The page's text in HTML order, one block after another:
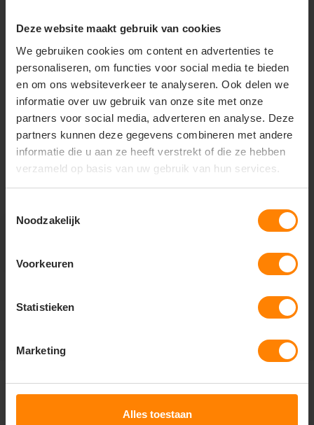
Deze website maakt gebruik van cookies
We gebruiken cookies om content en advertenties te
personaliseren, om functies voor social media te bieden
en om ons websiteverkeer te analyseren. Ook delen we
informatie over uw gebruik van onze site met onze
partners voor social media, adverteren en analyse. Deze
partners kunnen deze gegevens combineren met andere
informatie die u aan ze heeft verstrekt of die ze hebben
verzameld op basis van uw gebruik van hun services.
Noodzakelijk
Voorkeuren
Statistieken
Marketing
Alles toestaan
+31(0)418 511 972
info@joboworkwear.nl
Schrijf je in voor exclusief
nieuws & updates
Abonneer
Klantenservice